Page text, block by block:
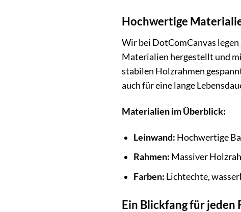
Hochwertige
Wir bei DotComCanvas
Materialien hergestellt und
stabilen Holzrahmen
auch für eine lange
Materialien im Überblick:
Leinwand: Hochwertige
Rahmen: Massiver
Farben: Lichtechte,
Ein Blickfang für jeden